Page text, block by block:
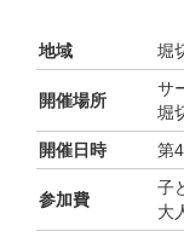
地域 堀
開催場所
サ
堀
開催日時
第
参加費
子
大